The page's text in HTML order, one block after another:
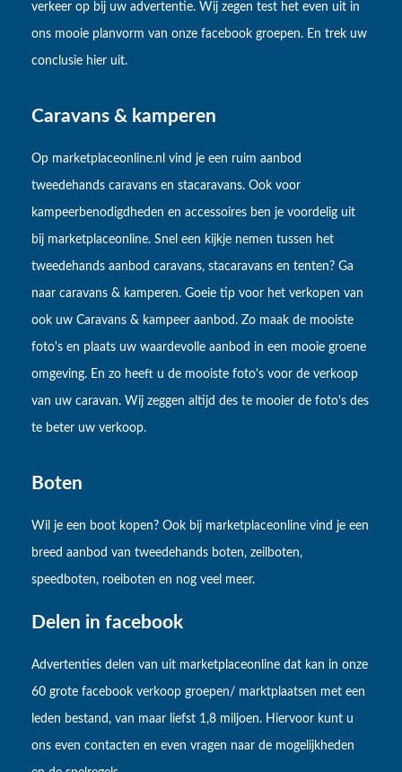
verkeer op bij uw advertentie. Wij zegen test het even uit in
ons mooie planvorm van onze facebook groepen. En trek uw
conclusie hier uit.
Caravans & kamperen
Op marketplaceonline.nl vind je een ruim aanbod
tweedehands caravans en stacaravans. Ook voor
kampeerbenodigdheden en accessoires ben je voordelig uit
bij marketplaceonline. Snel een kijkje nemen tussen het
tweedehands aanbod caravans, stacaravans en tenten? Ga
naar caravans & kamperen. Goeie tip voor het verkopen van
ook uw Caravans & kampeer aanbod. Zo maak de mooiste
foto's en plaats uw waardevolle aanbod in een mooie groene
omgeving. En zo heeft u de mooiste foto's voor de verkoop
van uw caravan. Wij zeggen altijd des te mooier de foto's des
te beter uw verkoop.
Boten
Wil je een boot kopen? Ook bij marketplaceonline vind je een
breed aanbod van tweedehands boten, zeilboten,
speedboten, roeiboten en nog veel meer.
Delen in facebook
Advertenties delen van uit marketplaceonline dat kan in onze
60 grote facebook verkoop groepen/ marktplaatsen met een
leden bestand, van maar liefst 1,8 miljoen. Hiervoor kunt u
ons even contacten en even vragen naar de mogelijkheden